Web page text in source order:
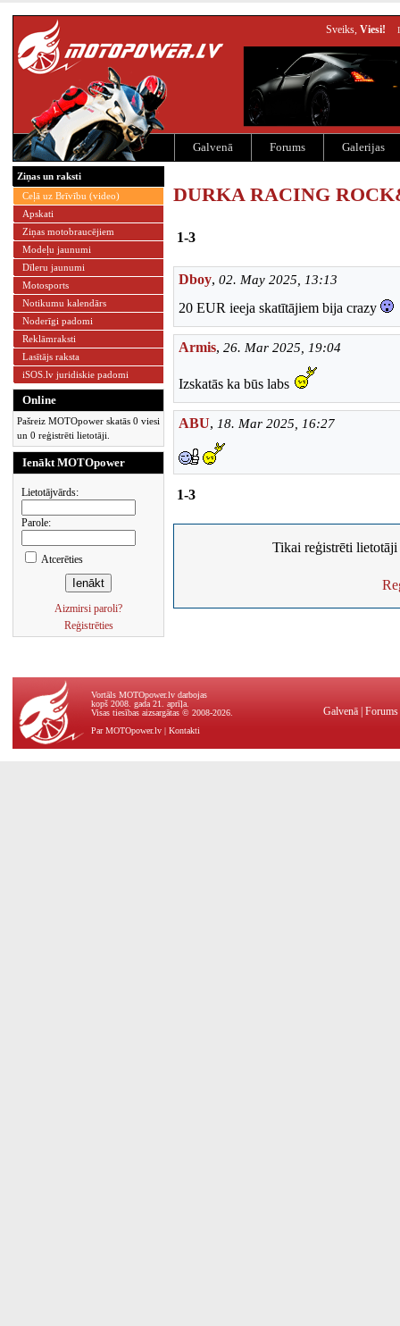
Sveiks, Viesi!
Galvenā Forums Galerijas
Ziņas un raksti
Ceļā uz Brīvību (video)
Apskati
Ziņas motobraucējiem
Modeļu jaunumi
Dīleru jaunumi
Motosports
Notikumu kalendārs
Noderīgi padomi
Reklāmraksti
Lasītājs raksta
iSOS.lv juridiskie padomi
Online
Pašreiz MOTOpower skatās 0 viesi
un 0 reģistrēti lietotāji.
Ienākt MOTOpower
Lietotājvārds:
Parole:
Atcerēties
Aizmirsi paroli?
Reģistrēties
DURKA RACING
1-3
Dboy, 02. May 2025, 13:13
20 EUR ieeja skatītājiem bija crazy
Armis, 26. Mar 2025, 19:04
Izskatās ka būs labs
ABU, 18. Mar 2025, 16:27
1-3
Tikai reģistrēti
Vortāls MOTOpower.lv darbojas
kopš 2008. gada 21. aprīļa.
Visas tiesības aizsargātas © 2008-2026.
Par MOTOpower.lv | Kontakti
Galvenā Forums